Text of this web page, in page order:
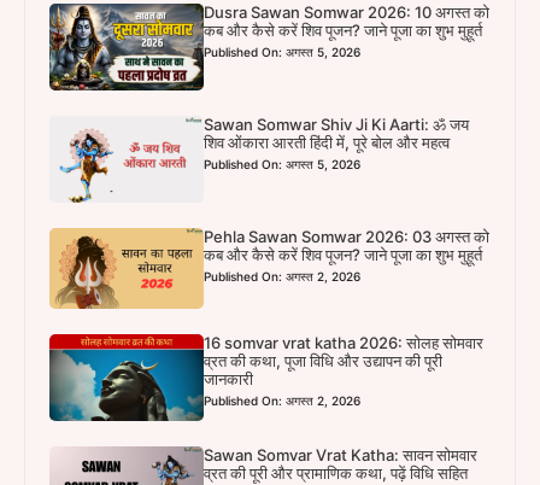
Dusra Sawan Somwar 2026: 10 अगस्त को
कब और कैसे करें शिव पूजन? जाने पूजा का शुभ मुहूर्त
Published On: अगस्त 5, 2026
Sawan Somwar Shiv Ji Ki Aarti: ॐ जय
शिव ओंकारा आरती हिंदी में, पूरे बोल और महत्व
Published On: अगस्त 5, 2026
Pehla Sawan Somwar 2026: 03 अगस्त को
कब और कैसे करें शिव पूजन? जाने पूजा का शुभ मुहूर्त
Published On: अगस्त 2, 2026
16 somvar vrat katha 2026: सोलह सोमवार
व्रत की कथा, पूजा विधि और उद्यापन की पूरी
जानकारी
Published On: अगस्त 2, 2026
Sawan Somvar Vrat Katha: सावन सोमवार
व्रत की पूरी और प्रामाणिक कथा, पढ़ें विधि सहित